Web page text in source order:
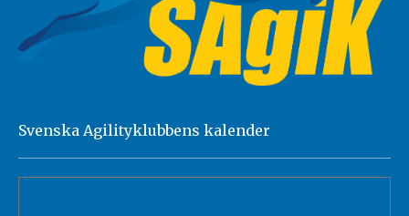
Svenska Agilityklubbens kalender